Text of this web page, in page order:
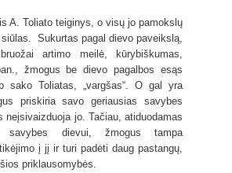
A. Toliato teiginys, o visų jo pamokslų
Sukurtas pagal dievo paveikslą,
artimo meilė, kūrybiškumas,
žmogus be dievo pagalbos esąs
sako Toliatas, „vargšas“. O gal yra
priskiria savo geriausias savybes
neįsivaizduoja jo. Tačiau, atiduodamas
savybes dievui, žmogus tampa
į jį ir turi padėti daug pastangų,
priklausomybės.